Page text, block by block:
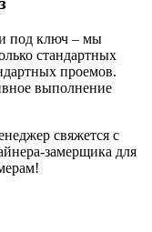
под ключ – мы
стандартных
проемов.
выполнение
свяжется с
замерщика для